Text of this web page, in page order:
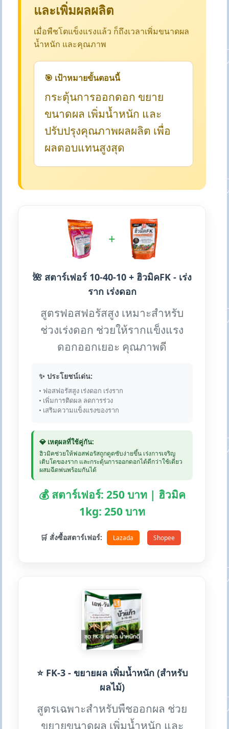
และเพิ่มผลผลิต
เมื่อพืชโตแข็งแรงแล้ว ก็ถึงเวลาเพิ่มขนาดผล
น้ำหนัก และคุณภาพ
🎯 เป้าหมายขั้นตอนนี้
กระตุ้นการออกดอก ขยาย
ขนาดผล เพิ่มน้ำหนัก และ
ปรับปรุงคุณภาพผลผลิต เพื่อ
ผลตอบแทนสูงสุด
+
🌺 สตาร์เฟอร์ 10-40-10 + ฮิวมิคFK - เร่ง
ราก เร่งดอก
สูตรฟอสฟอรัสสูง เหมาะสำหรับ
ช่วงเร่งดอก ช่วยให้รากแข็งแรง
ดอกออกเยอะ คุณภาพดี
✨ ประโยชน์เด่น:
• ฟอสฟอรัสสูง เร่งดอก เร่งราก
• เพิ่มการติดผล ลดการร่วง
• เสริมความแข็งแรงของราก
💎 เหตุผลที่ใช้คู่กัน:
ฮิวมิคช่วยให้ฟอสฟอรัสถูกดูดซับง่ายขึ้น เร่งการเจริญ
เติบโตของราก และกระตุ้นการออกดอกได้ดีกว่าใช้เดี่ยว
ผสมฉีดพ่นพร้อมกันได้
💰 สตาร์เฟอร์: 250 บาท | ฮิวมิค
1kg: 250 บาท
🛒 สั่งซื้อสตาร์เฟอร์: Lazada Shopee
⭐ FK-3 - ขยายผล เพิ่มน้ำหนัก (สำหรับ
ผลไม้)
สูตรเฉพาะสำหรับพืชออกผล ช่วย
ขยายขนาดผล เพิ่มน้ำหนัก และ